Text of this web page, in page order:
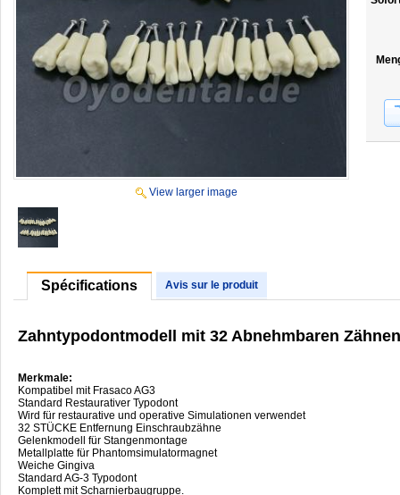
View larger image
Spécifications Avis sur le produit
Zahntypodontmodell mit 32 Abnehmbaren
Merkmale:
Kompatibel mit Frasaco AG3
Standard Restaurativer Typodont
Wird für restaurative und operative Simulationen verwendet
32 STÜCKE Entfernung Einschraubzähne
Gelenkmodell für Stangenmontage
Metallplatte für Phantomsimulatormagnet
Weiche Gingiva
Standard AG-3 Typodont
Komplett mit Scharnierbaugruppe.